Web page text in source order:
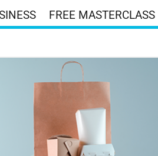
FREE MASTERCLASS